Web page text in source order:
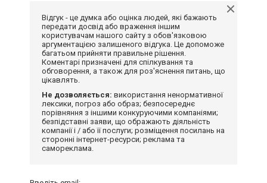
Відгук - це думка або оцінка людей, які бажають
передати досвід або враження іншим
користувачам нашого сайту з обов'язковою
аргументацією залишеного відгука. Це допоможе
багатьом прийняти правильне рішення.
Коментарі призначені для спілкування та
обговорення, а також для роз'яснення питань, що
цікавлять.
Не дозволяється: використання ненормативної
лексики, погроз або образ; безпосереднє
порівняння з іншими конкуруючими компаніями;
безпідставні заяви, що ображають діяльність
компанії і / або її послуги; розміщення посилань на
сторонні інтернет-ресурси; реклама та
самореклама.